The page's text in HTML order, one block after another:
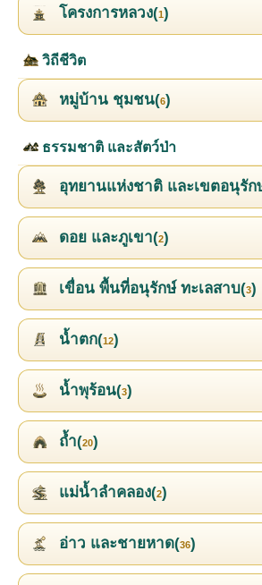
โครงการหลวง(1)
วิถีชีวิต
หมู่บ้าน ชุมชน(6)
ธรรมชาติ และสัตว์ป่า
อุทยานแห่งชาติ และเขตอนุรัก
ดอย และภูเขา(2)
เขื่อน พื้นที่อนุรักษ์ ทะเลสาบ(3)
น้ำตก(12)
น้ำพุร้อน(3)
ถ้ำ(20)
แม่น้ำลำคลอง(2)
อ่าว และชายหาด(36)